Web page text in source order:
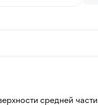
средней части